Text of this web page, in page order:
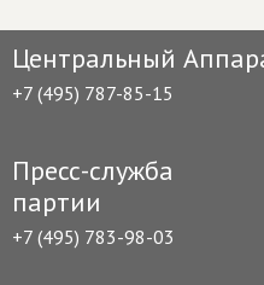
Центральный
+7 (495) 787-85-15
Пресс-служба
партии
+7 (495) 783-98-03